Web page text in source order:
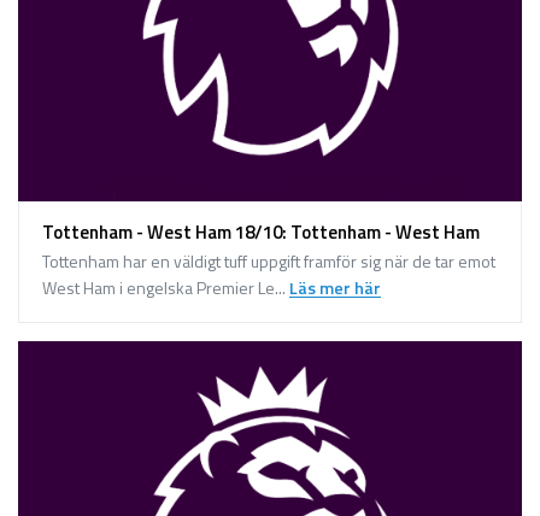
Registera
Tottenham - West Ham 18/10: Tottenham - West Ham
Tottenham har en väldigt tuff uppgift framför sig när de tar emot
West Ham i engelska Premier Le... Läs mer här